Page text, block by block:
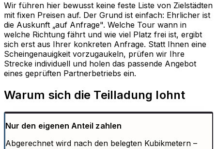
Wir führen hier bewusst keine feste Liste von Zielstädten
mit fixen Preisen auf. Der Grund ist einfach: Ehrlicher ist
die Auskunft „auf Anfrage". Welche Tour wann in
welche Richtung fährt und wie viel Platz frei ist, ergibt
sich erst aus Ihrer konkreten Anfrage. Statt Ihnen eine
Scheingenauigkeit vorzugaukeln, prüfen wir Ihre
Strecke individuell und holen das passende Angebot
eines geprüften Partnerbetriebs ein.
Warum sich die Teilladung lohnt
Nur den eigenen Anteil zahlen
Abgerechnet wird nach den belegten Kubikmetern –